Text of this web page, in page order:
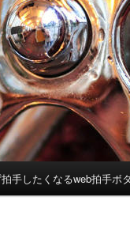
手したくなるweb拍手ボ